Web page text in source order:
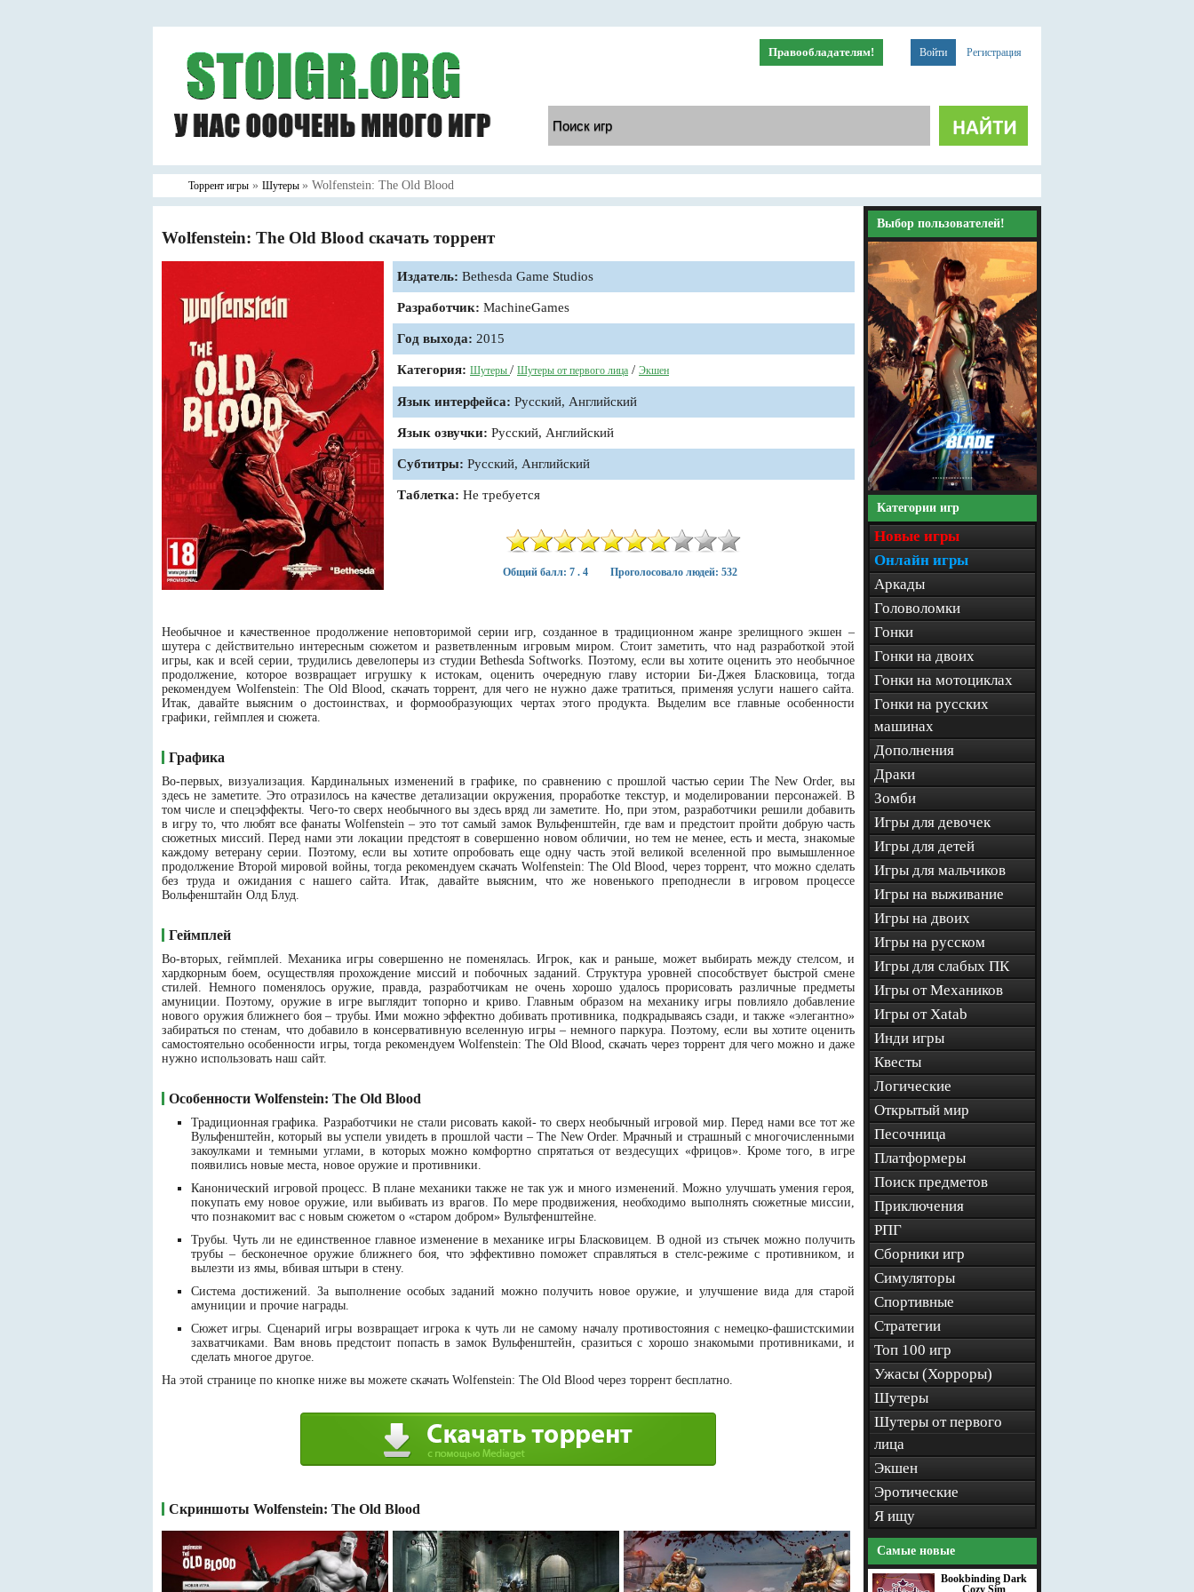
Войти Регистрация
Правообладателям!
Торрент игры » Шутеры » Wolfenstein: The Old Blood
Wolfenstein: The Old Blood скачать торрент
Издатель: Bethesda Game Studios
Разработчик: MachineGames
Год выхода: 2015
Категория: Шутеры / Шутеры от первого лица / Экшен
Язык интерфейса: Русский, Английский
Язык озвучки: Русский, Английский
Субтитры: Русский, Английский
Таблетка: Не требуется
Общий балл: 7 . 4 Проголосовало людей: 532
Необычное и качественное продолжение неповторимой серии игр, созданное в традиционном жанре зрелищного экшен –
шутера с действительно интересным сюжетом и разветвленным игровым миром. Стоит заметить, что над разработкой этой
игры, как и всей серии, трудились девелоперы из студии Bethesda Softworks. Поэтому, если вы хотите оценить это необычное
продолжение, которое возвращает игрушку к истокам, оценить очередную главу истории Би-Джея Бласковица, тогда
рекомендуем Wolfenstein: The Old Blood, скачать торрент, для чего не нужно даже тратиться, применяя услуги нашего сайта.
Итак, давайте выясним о достоинствах, и формообразующих чертах этого продукта. Выделим все главные особенности
графики, геймплея и сюжета.
Графика
Во-первых, визуализация. Кардинальных изменений в графике, по сравнению с прошлой частью серии The New Order, вы
здесь не заметите. Это отразилось на качестве детализации окружения, проработке текстур, и моделировании персонажей. В
том числе и спецэффекты. Чего-то сверх необычного вы здесь вряд ли заметите. Но, при этом, разработчики решили добавить
в игру то, что любят все фанаты Wolfenstein – это тот самый замок Вульфенштейн, где вам и предстоит пройти добрую часть
сюжетных миссий. Перед нами эти локации предстоят в совершенно новом обличии, но тем не менее, есть и места, знакомые
каждому ветерану серии. Поэтому, если вы хотите опробовать еще одну часть этой великой вселенной про вымышленное
продолжение Второй мировой войны, тогда рекомендуем скачать Wolfenstein: The Old Blood, через торрент, что можно сделать
без труда и ожидания с нашего сайта. Итак, давайте выясним, что же новенького преподнесли в игровом процессе
Вольфенштайн Олд Блуд.
Геймплей
Во-вторых, геймплей. Механика игры совершенно не поменялась. Игрок, как и раньше, может выбирать между стелсом, и
хардкорным боем, осуществляя прохождение миссий и побочных заданий. Структура уровней способствует быстрой смене
стилей. Немного поменялось оружие, правда, разработчикам не очень хорошо удалось прорисовать различные предметы
амуниции. Поэтому, оружие в игре выглядит топорно и криво. Главным образом на механику игры повлияло добавление
нового оружия ближнего боя – трубы. Ими можно эффектно добивать противника, подкрадываясь сзади, и также «элегантно»
забираться по стенам, что добавило в консервативную вселенную игры – немного паркура. Поэтому, если вы хотите оценить
самостоятельно особенности игры, тогда рекомендуем Wolfenstein: The Old Blood, скачать через торрент для чего можно и даже
нужно использовать наш сайт.
Особенности Wolfenstein: The Old Blood
Традиционная графика. Разработчики не стали рисовать какой- то сверх необычный игровой мир. Перед нами все тот же
Вульфенштейн, который вы успели увидеть в прошлой части – The New Order. Мрачный и страшный с многочисленными
закоулками и темными углами, в которых можно комфортно спрятаться от вездесущих «фрицов». Кроме того, в игре
появились новые места, новое оружие и противники.
Канонический игровой процесс. В плане механики также не так уж и много изменений. Можно улучшать умения героя,
покупать ему новое оружие, или выбивать из врагов. По мере продвижения, необходимо выполнять сюжетные миссии,
что познакомит вас с новым сюжетом о «старом добром» Вультфенштейне.
Трубы. Чуть ли не единственное главное изменение в механике игры Бласковицем. В одной из стычек можно получить
трубы – бесконечное оружие ближнего боя, что эффективно поможет справляться в стелс-режиме с противником, и
вылезти из ямы, вбивая штыри в стену.
Система достижений. За выполнение особых заданий можно получить новое оружие, и улучшение вида для старой
амуниции и прочие награды.
Сюжет игры. Сценарий игры возвращает игрока к чуть ли не самому началу противостояния с немецко-фашистскимии
захватчиками. Вам вновь предстоит попасть в замок Вульфенштейн, сразиться с хорошо знакомыми противниками, и
сделать многое другое.
На этой странице по кнопке ниже вы можете скачать Wolfenstein: The Old Blood через торрент бесплатно.
Скриншоты Wolfenstein: The Old Blood
Выбор пользователей!
Категории игр
Новые игры
Онлайн игры
Аркады
Головоломки
Гонки
Гонки на двоих
Гонки на мотоциклах
Гонки на русских
машинах
Дополнения
Драки
Зомби
Игры для девочек
Игры для детей
Игры для мальчиков
Игры на выживание
Игры на двоих
Игры на русском
Игры для слабых ПК
Игры от Механиков
Игры от Xatab
Инди игры
Квесты
Логические
Открытый мир
Песочница
Платформеры
Поиск предметов
Приключения
РПГ
Сборники игр
Симуляторы
Спортивные
Стратегии
Топ 100 игр
Ужасы (Хорроры)
Шутеры
Шутеры от первого
лица
Экшен
Эротические
Я ищу
Самые новые
Bookbinding Dark
Cozy Sim